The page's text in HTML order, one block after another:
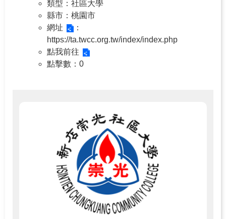
類型 ：社區大學
縣市 ：桃園市
網址
：
https://ta.twcc.org.tw/index/index.php
點我前往
點擊數 ：0